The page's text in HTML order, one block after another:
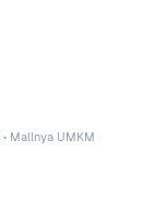
• Mallnya UMKM